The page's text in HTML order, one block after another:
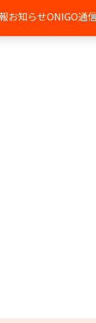
お知らせONIGO通